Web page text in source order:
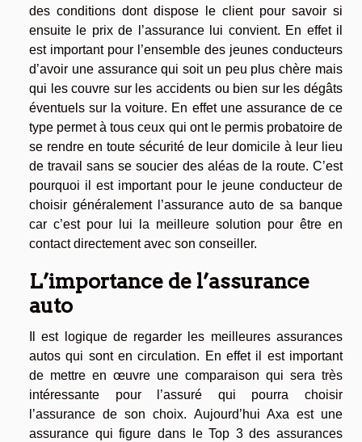
des conditions dont dispose le client pour savoir si
ensuite le prix de l’assurance lui convient. En effet il
est important pour l’ensemble des jeunes conducteurs
d’avoir une assurance qui soit un peu plus chère mais
qui les couvre sur les accidents ou bien sur les dégâts
éventuels sur la voiture. En effet une assurance de ce
type permet à tous ceux qui ont le permis probatoire de
se rendre en toute sécurité de leur domicile à leur lieu
de travail sans se soucier des aléas de la route. C’est
pourquoi il est important pour le jeune conducteur de
choisir généralement l’assurance auto de sa banque
car c’est pour lui la meilleure solution pour être en
contact directement avec son conseiller.
L’importance de l’assurance
auto
Il est logique de regarder les meilleures assurances
autos qui sont en circulation. En effet il est important
de mettre en œuvre une comparaison qui sera très
intéressante pour l’assuré qui pourra choisir
l’assurance de son choix. Aujourd’hui Axa est une
assurance qui figure dans le Top 3 des assurances